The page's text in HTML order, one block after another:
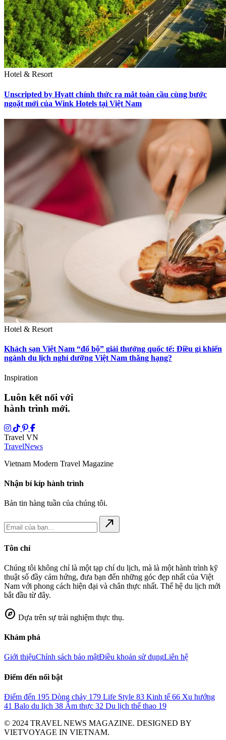
Hotel & Resort
Unscripted by Hyatt chính thức ra mắt toàn cầu cùng bước
ngoặt mới của Wink Hotels tại Việt Nam
Hotel & Resort
Khách sạn Việt Nam “đổ bộ” giải thưởng quốc tế: Điều gì khiến
ngành du lịch nghỉ dưỡng Việt Nam thăng hạng?
Inspiration
Luôn kết nối với
hành trình mới.
Travel VN
TravelNews
Vietnam Modern Travel Magazine
Nhận bí kíp hành trình
Bản tin hàng tuần của chúng tôi.
north_east
Tôn chỉ
Chúng tôi không chỉ là một tạp chí du lịch, mà là một hành trình kỹ
thuật số đầy cảm hứng, đưa bạn đến những góc đẹp nhất của Việt
Nam với phong cách hiện đại và chân thực nhất. Thế hệ du lịch mới
bắt đầu từ đây.
explore Dựa trên sự trải nghiệm thực thụ.
Khám phá
Giới thiệuChính sách bảo mậtĐiều khoản sử dụngLiên hệ
Điểm đến nổi bật
Điểm đến 195 Dòng chảy 179 Life Style 83 Kinh tế 66 Xu hướng
41 Balo du lịch 38 Ẩm thực 32 Du lịch thể thao 19
© 2024 TRAVEL NEWS MAGAZINE. DESIGNED BY
VIETVOYAGE IN VIETNAM.